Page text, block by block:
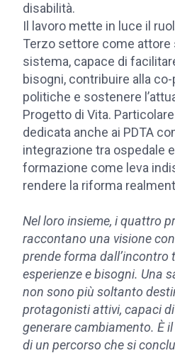
disabilità.
Il lavoro mette in luce il
Terzo settore come attore
sistema, capace di
bisogni, contribuire alla
politiche e sostenere
Progetto di Vita.
dedicata anche ai PDTA
integrazione tra ospedale
formazione come leva
rendere la riforma
Nel loro insieme, i quattro
raccontano una visione
prende forma dall’incontro
esperienze e bisogni. Una
non sono più soltanto
protagonisti attivi, capaci
generare cambiamento. È
di un percorso che si